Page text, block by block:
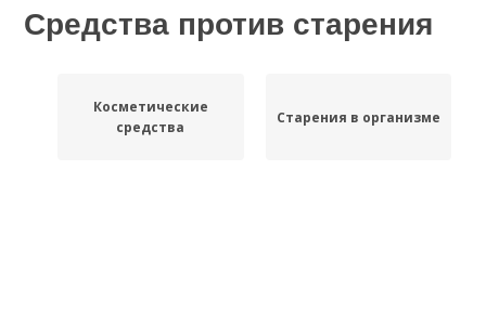
Средства против старения
Косметические
средства
Старения в организме